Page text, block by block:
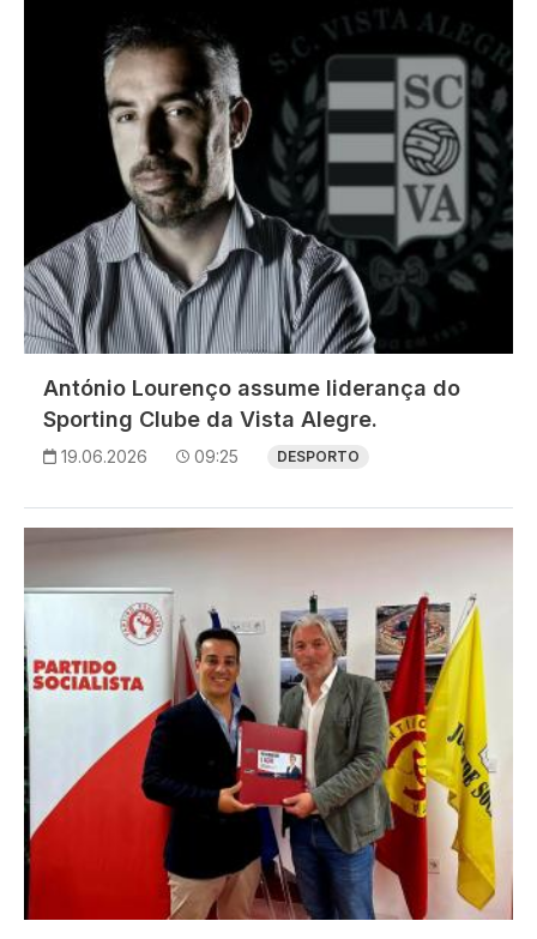
António Lourenço assume liderança do
Sporting Clube da Vista Alegre.
19.06.2026 09:25 DESPORTO